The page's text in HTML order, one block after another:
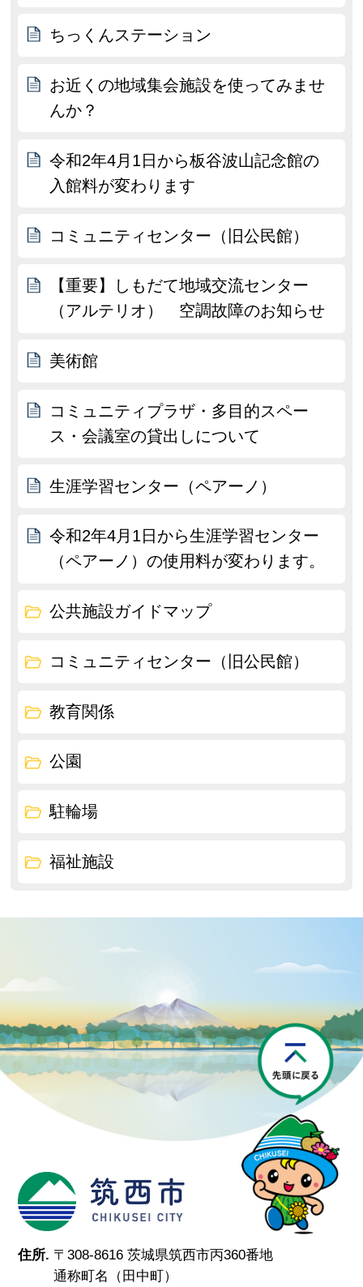
ちっくんステーション
お近くの地域集会施設を使ってみませ
んか？
令和2年4月1日から板谷波山記念館の
入館料が変わります
コミュニティセンター（旧公民館）
【重要】しもだて地域交流センター
（アルテリオ） 空調故障のお知らせ
美術館
コミュニティプラザ・多目的スペー
ス・会議室の貸出しについて
生涯学習センター（ペアーノ）
令和2年4月1日から生涯学習センター
（ペアーノ）の使用料が変わります。
公共施設ガイドマップ
コミュニティセンター（旧公民館）
教育関係
公園
駐輪場
福祉施設
筑西市
住所. 〒308-8616 茨城県筑西市丙360番地
通称町名（田中町）